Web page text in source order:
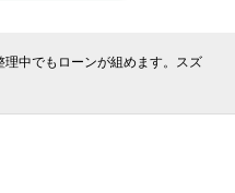
理中でもローンが組めます。スズ